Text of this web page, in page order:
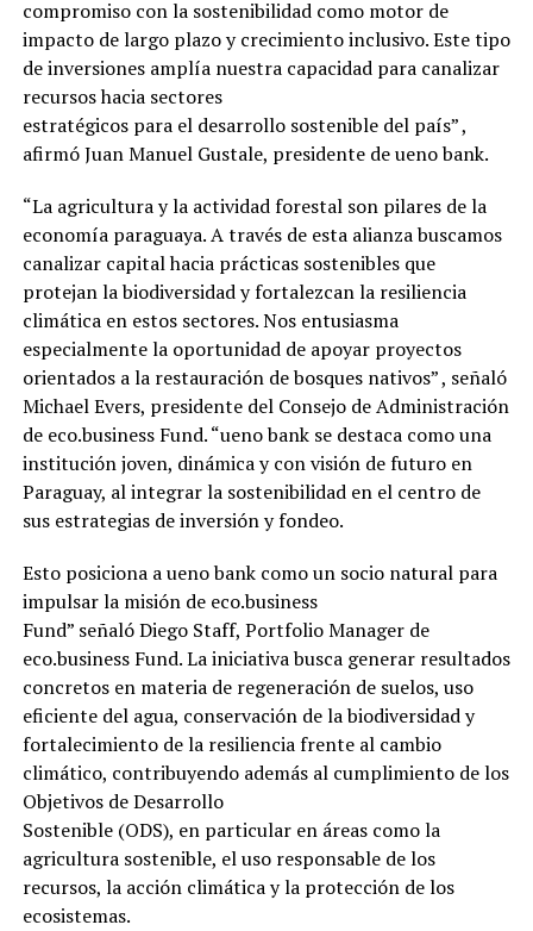
compromiso con la sostenibilidad como motor de
impacto de largo plazo y crecimiento inclusivo. Este tipo
de inversiones amplía nuestra capacidad para canalizar
recursos hacia sectores
estratégicos para el desarrollo sostenible del país” ,
afirmó Juan Manuel Gustale, presidente de ueno bank.
“La agricultura y la actividad forestal son pilares de la
economía paraguaya. A través de esta alianza buscamos
canalizar capital hacia prácticas sostenibles que
protejan la biodiversidad y fortalezcan la resiliencia
climática en estos sectores. Nos entusiasma
especialmente la oportunidad de apoyar proyectos
orientados a la restauración de bosques nativos” , señaló
Michael Evers, presidente del Consejo de Administración
de eco.business Fund. “ueno bank se destaca como una
institución joven, dinámica y con visión de futuro en
Paraguay, al integrar la sostenibilidad en el centro de
sus estrategias de inversión y fondeo.
Esto posiciona a ueno bank como un socio natural para
impulsar la misión de eco.business
Fund” señaló Diego Staff, Portfolio Manager de
eco.business Fund. La iniciativa busca generar resultados
concretos en materia de regeneración de suelos, uso
eficiente del agua, conservación de la biodiversidad y
fortalecimiento de la resiliencia frente al cambio
climático, contribuyendo además al cumplimiento de los
Objetivos de Desarrollo
Sostenible (ODS), en particular en áreas como la
agricultura sostenible, el uso responsable de los
recursos, la acción climática y la protección de los
ecosistemas.